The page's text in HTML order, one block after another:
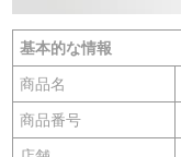
基本的な情報
商品名
商品番号